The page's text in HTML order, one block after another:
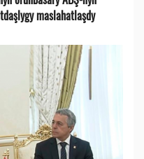
maslahatlaşdy